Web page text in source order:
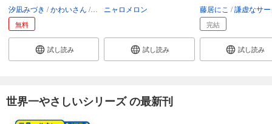
汐凪みづき かわいさん うなさか
無料
試し読み
ニャロメロン
試し読み
藤居にこ 謙虚なサー
完結
試し読み
世界一やさしいシリーズ の最新刊